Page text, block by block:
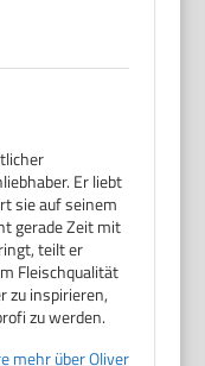
Er liebt
sie auf seinem
gerade Zeit mit
teilt er
Fleischqualität
zu inspirieren,
zu werden.
mehr über Oliver